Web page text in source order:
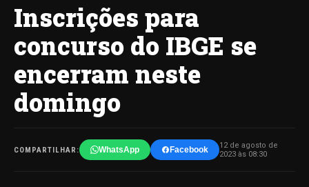
Inscrições para
concurso do IBGE se
encerram neste
domingo
COMPARTILHAR: WhatsApp Facebook
12 de agosto de
2023 às 08:30